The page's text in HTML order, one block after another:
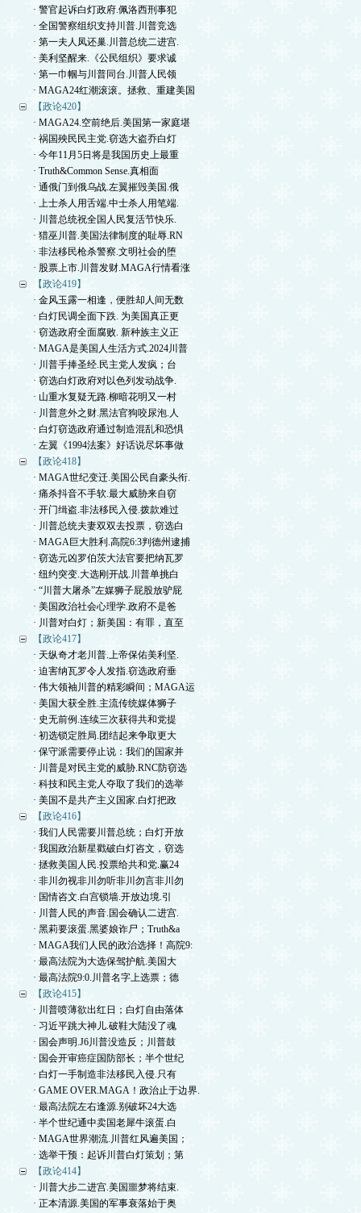
· 警官起诉白灯政府.佩洛西刑事犯
· 全国警察组织支持川普.川普竞选
· 第一夫人凤还巢.川普总统二进宫.
· 美利坚醒来.《公民组织》要求诚
· 第一巾帼与川普同台.川普人民领
· MAGA24红潮滚滚。拯救、重建美国
【政论420】
· MAGA24.空前绝后.美国第一家庭堪
· 祸国殃民民主党.窃选大盗乔白灯
· 今年11月5日将是我国历史上最重
· Truth&Common Sense.真相面
· 通俄门到俄乌战.左翼摧毁美国.俄
· 上士杀人用舌端.中士杀人用笔端.
· 川普总统祝全国人民复活节快乐.
· 猎巫川普.美国法律制度的耻辱.RN
· 非法移民枪杀警察.文明社会的堕
· 股票上市.川普发财.MAGA行情看涨
【政论419】
· 金风玉露一相逢，便胜却人间无数
· 白灯民调全面下跌. 为美国真正更
· 窃选政府全面腐败. 新种族主义正
· MAGA是美国人生活方式.2024川普
· 川普手捧圣经.民主党人发疯；台
· 窃选白灯政府对以色列发动战争.
· 山重水复疑无路.柳暗花明又一村
· 川普意外之财.黑法官狗咬尿泡.人
· 白灯窃选政府通过制造混乱和恐惧
· 左翼《1994法案》好话说尽坏事做
【政论418】
· MAGA世纪变迁.美国公民自豪头衔.
· 痛杀抖音不手软.最大威胁来自窃
· 开门缉盗.非法移民入侵.拨款难过
· 川普总统夫妻双双去投票，窃选白
· MAGA巨大胜利.高院6:3判德州逮捕
· 窃选元凶罗伯茨大法官要把纳瓦罗
· 纽约突变.大选刚开战.川普单挑白
· “川普大屠杀”左媒狮子屁股放驴屁
· 美国政治社会心理学.政府不是爸
· 川普对白灯；新美国：有罪，直至
【政论417】
· 天纵奇才老川普.上帝保佑美利坚.
· 迫害纳瓦罗令人发指.窃选政府垂
· 伟大领袖川普的精彩瞬间；MAGA运
· 美国大获全胜.主流传统媒体狮子
· 史无前例.连续三次获得共和党提
· 初选锁定胜局.团结起来争取更大
· 保守派需要停止说：我们的国家并
· 川普是对民主党的威胁.RNC防窃选
· 科技和民主党人夺取了我们的选举
· 美国不是共产主义国家.白灯把政
【政论416】
· 我们人民需要川普总统；白灯开放
· 我国政治新星戳破白灯咨文，窃选
· 拯救美国人民.投票给共和党.赢24
· 非川勿视非川勿听非川勿言非川勿
· 国情咨文.白宫锁墙.开放边境.引
· 川普人民的声音.国会确认二进宫.
· 黑莉要滚蛋.黑婆娘诈尸；Truth&a
· MAGA我们人民的政治选择！高院9:
· 最高法院为大选保驾护航.美国大
· 最高法院9:0.川普名字上选票；德
【政论415】
· 川普喷薄欲出红日；白灯自由落体
· 习近平跳大神儿.破鞋大陆没了魂
· 国会声明.J6川普没造反；川普鼓
· 国会开审癌症国防部长；半个世纪
· 白灯一手制造非法移民入侵.只有
· GAME OVER.MAGA！政治止于边界.
· 最高法院左右逢源.别破坏24大选
· 半个世纪通中卖国老犀牛滚蛋.白
· MAGA世界潮流.川普红风遍美国；
· 选举干预：起诉川普白灯策划；第
【政论414】
· 川普大步二进宫.美国噩梦将结束.
· 正本清源.美国的军事衰落始于奥